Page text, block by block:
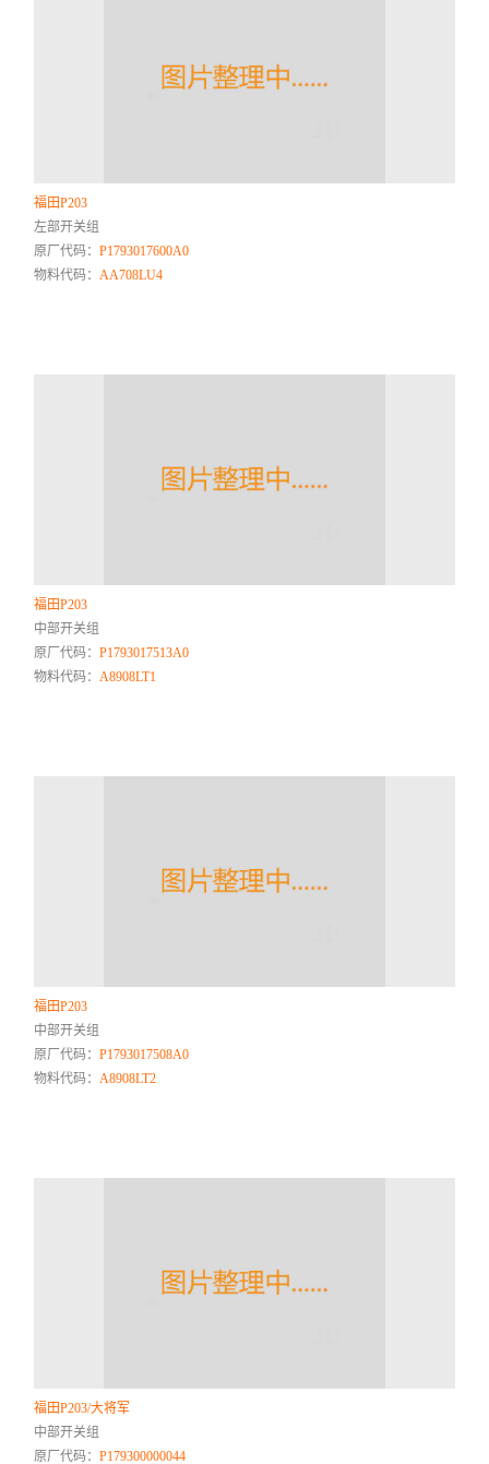
福田P203
左部开关组
原厂代码：P1793017600A0
物料代码：AA708LU4
福田P203
中部开关组
原厂代码：P1793017513A0
物料代码：A8908LT1
福田P203
中部开关组
原厂代码：P1793017508A0
物料代码：A8908LT2
福田P203/大将军
中部开关组
原厂代码：P179300000044